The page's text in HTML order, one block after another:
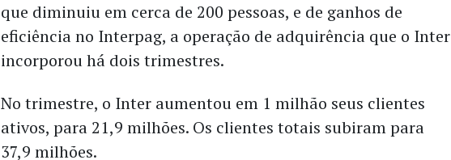
que diminuiu em cerca de 200 pessoas, e de ganhos de
eficiência no Interpag, a operação de adquirência que o Inter
incorporou há dois trimestres.
No trimestre, o Inter aumentou em 1 milhão seus clientes
ativos, para 21,9 milhões. Os clientes totais subiram para
37,9 milhões.